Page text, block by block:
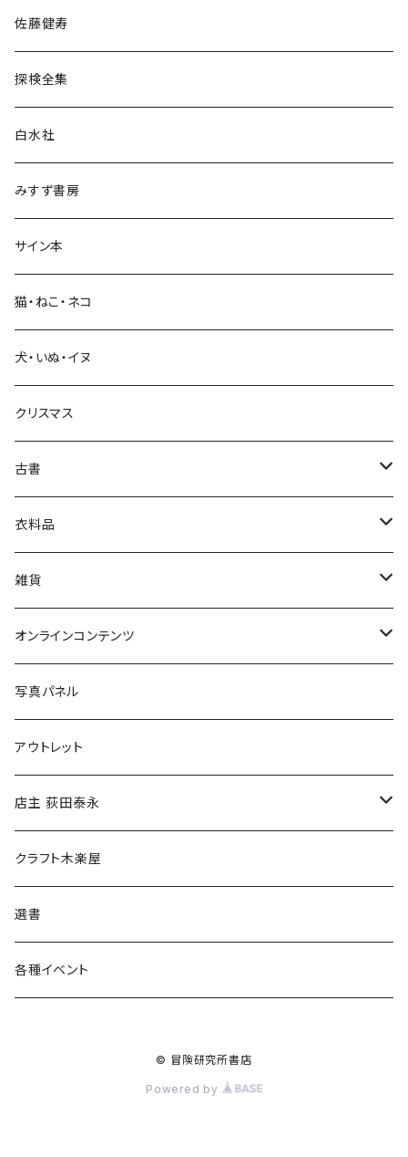
民族・風習
言語・ことば
生活・暮らし
芸術・絵画・写真
絵本・児童書
娯楽・エンターテインメント
佐藤健寿
探検全集
白水社
みすず書房
サイン本
猫・ねこ・ネコ
犬・いぬ・イヌ
クリスマス
古書
古書セット
美術
衣料品
POLEWARDS
Tシャツ
雑貨
バッグ
ブックカバー
マグカップ
傘
食料品
その他
オンラインコンテンツ
冒険クロストーク
写真パネル
アウトレット
店主 荻田泰永
書籍
ウェア
クラフト木楽屋
選書
各種イベント
© 冒険研究所書店
Powered by